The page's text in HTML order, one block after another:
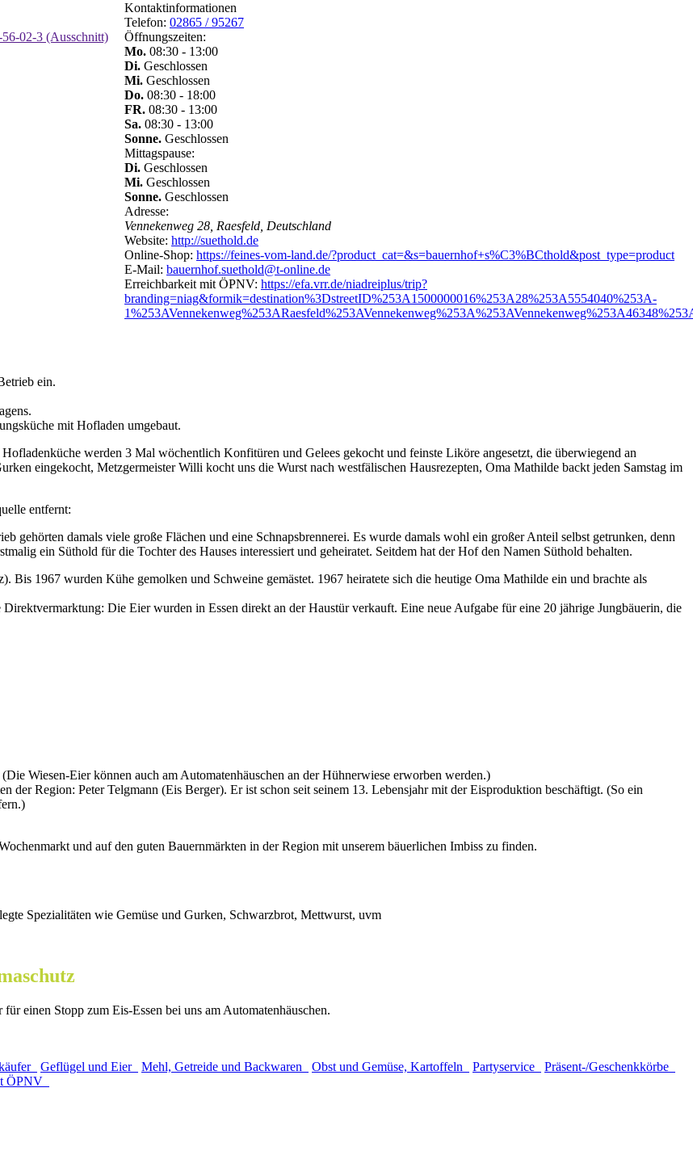
Kontaktinformationen
Telefon: 02865 / 95267
Öffnungszeiten:
Mo. 08:30 - 13:00
Di. Geschlossen
Mi. Geschlossen
Do. 08:30 - 18:00
FR. 08:30 - 13:00
Sa. 08:30 - 13:00
Sonne. Geschlossen
Mittagspause:
Di. Geschlossen
Mi. Geschlossen
Sonne. Geschlossen
Adresse:
Vennekenweg 28, Raesfeld, Deutschland
Website: http://suethold.de
Online-Shop: https://feines-vom-land.de/?product_cat=&s=bauernhof+s%C3%BCthold&post_type=product
E-Mail: bauernhof.suethold@t-online.de
Erreichbarkeit mit ÖPNV: https://efa.vrr.de/niadreiplus/trip?
branding=niag&formik=destination%3DstreetID%253A1500000016%253A28%253A5554040%253A-
ein.
mit Hofladen umgebaut.
werden 3 Mal wöchentlich Konfitüren und Gelees gekocht und feinste Liköre angesetzt, die überwiegend an
eingekocht, Metzgermeister Willi kocht uns die Wurst nach westfälischen Hausrezepten, Oma Mathilde backt jeden Samstag im
entfernt:
damals viele große Flächen und eine Schnapsbrennerei. Es wurde damals wohl ein großer Anteil selbst getrunken, denn
ein Süthold für die Tochter des Hauses interessiert und geheiratet. Seitdem hat der Hof den Namen Süthold behalten.
Bis 1967 wurden Kühe gemolken und Schweine gemästet. 1967 heiratete sich die heutige Oma Mathilde ein und brachte als
Die Eier wurden in Essen direkt an der Haustür verkauft. Eine neue Aufgabe für eine 20 jährige Jungbäuerin, die
Wiesen-Eier können auch am Automatenhäuschen an der Hühnerwiese erworben werden.)
der Region: Peter Telgmann (Eis Berger). Er ist schon seit seinem 13. Lebensjahr mit der Eisproduktion beschäftigt. (So ein
und auf den guten Bauernmärkten in der Region mit unserem bäuerlichen Imbiss zu finden.
Spezialitäten wie Gemüse und Gurken, Schwarzbrot, Mettwurst, uvm
einen Stopp zum Eis-Essen bei uns am Automatenhäuschen.
Geflügel und Eier Mehl, Getreide und Backwaren Obst und Gemüse, Kartoffeln Partyservice
Präsent-/Geschenkkörbe
ÖPNV